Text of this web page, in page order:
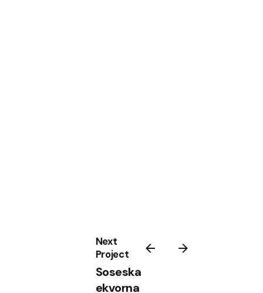
Next
Project
Soseska
ekvorna